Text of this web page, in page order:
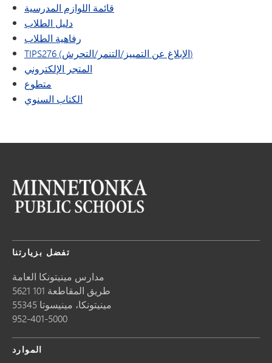
قائمة اللوازم المدرسية
دليل الطلاب
رفاهية الطلاب
TIPS276 (الإبلاغ عن التمييز/التنمر/التحرش)
المتجر الإلكتروني
متطوع
الكتاب السنوي
تفضل بزيارتنا
مدارس مينيتونكا العامة
5621 طريق المقاطعة 101
مينيتونكا، مينيسوتا 55345
952-401-5000
الموارد